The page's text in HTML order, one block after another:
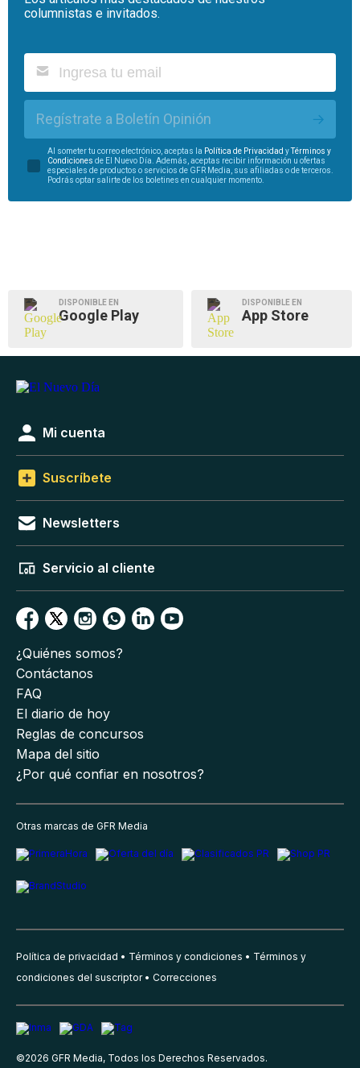
columnistas e invitados.
Regístrate a Boletín Opinión
Al someter tu correo electrónico, aceptas la Política de Privacidad y
Términos y
Condiciones de El Nuevo Día. Además, aceptas recibir información u ofertas
especiales de productos o servicios de GFR Media, sus afiliadas o de terceros.
Podrás optar salirte de los boletines en cualquier momento.
DISPONIBLE EN
Google Play
DISPONIBLE EN
App Store
Mi cuenta
Suscríbete
Newsletters
Servicio al cliente
¿Quiénes somos?
Contáctanos
FAQ
El diario de hoy
Reglas de concursos
Mapa del sitio
¿Por qué confiar en nosotros?
Otras marcas de GFR Media
Política de privacidad Términos y condiciones
Términos y
condiciones del suscriptor
Correcciones
©2026 GFR Media, Todos los Derechos Reservados.